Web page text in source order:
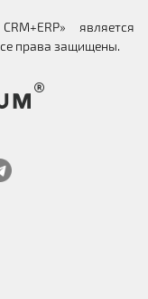
является
права защищены.